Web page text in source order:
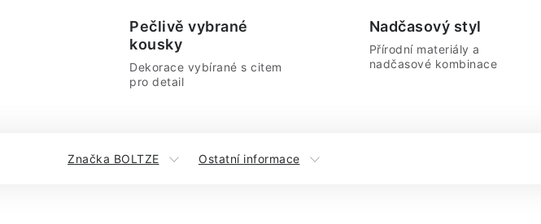
Pečlivě vybrané
kousky
Dekorace vybírané s citem
pro detail
Nadčasový styl
Přírodní materiály a
nadčasové kombinace
Značka BOLTZE Ostatní informace